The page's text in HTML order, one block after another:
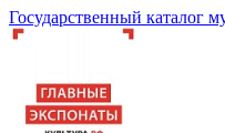
Государственный каталог